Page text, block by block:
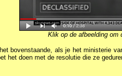
Klik op de afbeelding om
bovenstaande, als je het ministerie
het doen met de resolutie die ze